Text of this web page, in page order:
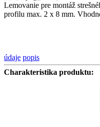
Lemovanie pre montáž
profilu max. 2 x 8 mm.
údaje popis
Charakteristika produktu: